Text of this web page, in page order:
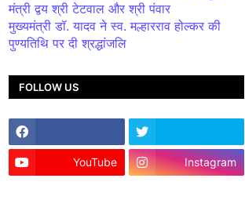
मंत्री द्वय श्री टेटवाल और श्री पंवार
मुख्यमंत्री डॉ. यादव ने स्व. मल्हारराव होल्कर की
पुण्यतिथि पर दी श्रद्धांजलि
FOLLOW US
YouTube Instagram